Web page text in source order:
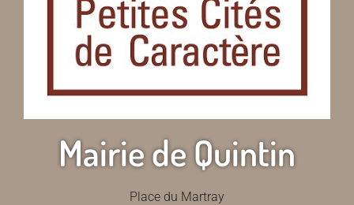
Mairie de Quintin
Place du Martray